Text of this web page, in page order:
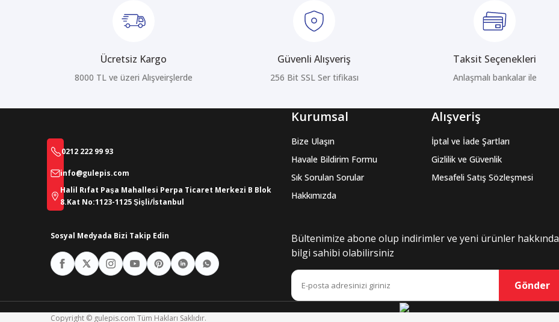
Ücretsiz Kargo
8000 TL ve üzeri Alışveirşlerde
Güvenli Alışveriş
256 Bit SSL Ser tifikası
Taksit Seçenekleri
Anlaşmalı bankalar ile
0212 222 99 93
info@gulepis.com
Halil Rıfat Paşa Mahallesi Perpa Ticaret Merkezi B Blok
8.Kat No:1123-1125 Şişli/İstanbul
Sosyal Medyada Bizi Takip Edin
Kurumsal
Bize Ulaşın
Havale Bildirim Formu
Sık Sorulan Sorular
Hakkımızda
Alışveriş
İptal ve İade Şartları
Gizlilik ve Güvenlik
Mesafeli Satış Sözleşmesi
Bültenimize abone olup indirimler ve yeni ürünler hakkında
bilgi sahibi olabilirsiniz
Gönder
Copyright © gulepis.com Tüm Hakları Saklıdır.